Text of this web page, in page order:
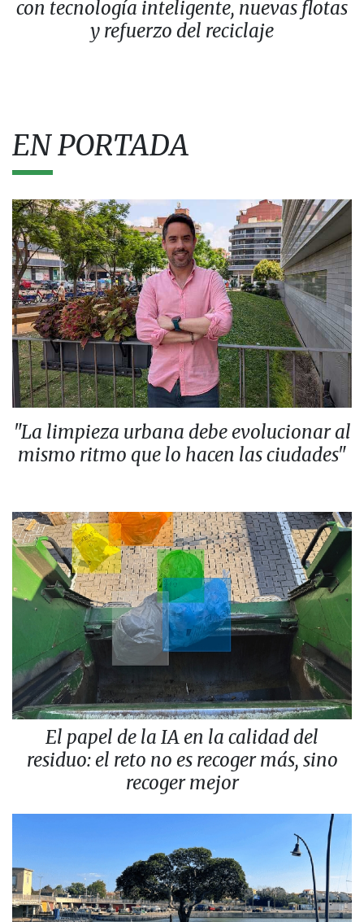
con tecnología inteligente, nuevas flotas
y refuerzo del reciclaje
EN PORTADA
"La limpieza urbana debe evolucionar al
mismo ritmo que lo hacen las ciudades"
El papel de la IA en la calidad del
residuo: el reto no es recoger más, sino
recoger mejor